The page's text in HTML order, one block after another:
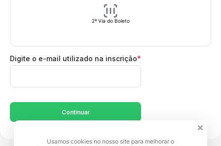
2ª Via do Boleto
Digite o e-mail utilizado na inscrição*
Continuar
Usamos cookies no nosso site para melhorar o